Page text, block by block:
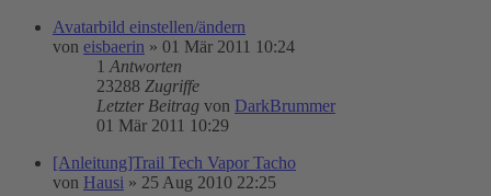
Avatarbild einstellen/ändern
von eisbaerin » 01 Mär 2011 10:24
1 Antworten
23288 Zugriffe
Letzter Beitrag von DarkBrummer
01 Mär 2011 10:29
[Anleitung]Trail Tech Vapor Tacho
von Hausi » 25 Aug 2010 22:25